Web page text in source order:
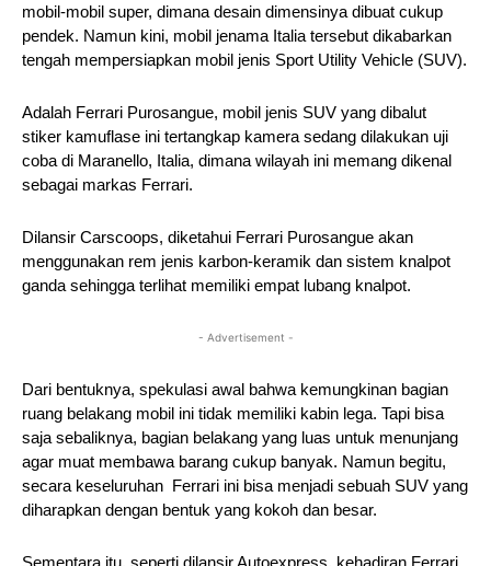
mobil-mobil super, dimana desain dimensinya dibuat cukup
pendek. Namun kini, mobil jenama Italia tersebut dikabarkan
tengah mempersiapkan mobil jenis Sport Utility Vehicle (SUV).
Adalah Ferrari Purosangue, mobil jenis SUV yang dibalut
stiker kamuflase ini tertangkap kamera sedang dilakukan uji
coba di Maranello, Italia, dimana wilayah ini memang dikenal
sebagai markas Ferrari.
Dilansir Carscoops, diketahui Ferrari Purosangue akan
menggunakan rem jenis karbon-keramik dan sistem knalpot
ganda sehingga terlihat memiliki empat lubang knalpot.
- Advertisement -
Dari bentuknya, spekulasi awal bahwa kemungkinan bagian
ruang belakang mobil ini tidak memiliki kabin lega. Tapi bisa
saja sebaliknya, bagian belakang yang luas untuk menunjang
agar muat membawa barang cukup banyak. Namun begitu,
secara keseluruhan Ferrari ini bisa menjadi sebuah SUV yang
diharapkan dengan bentuk yang kokoh dan besar.
Sementara itu, seperti dilansir Autoexpress, kehadiran Ferrari